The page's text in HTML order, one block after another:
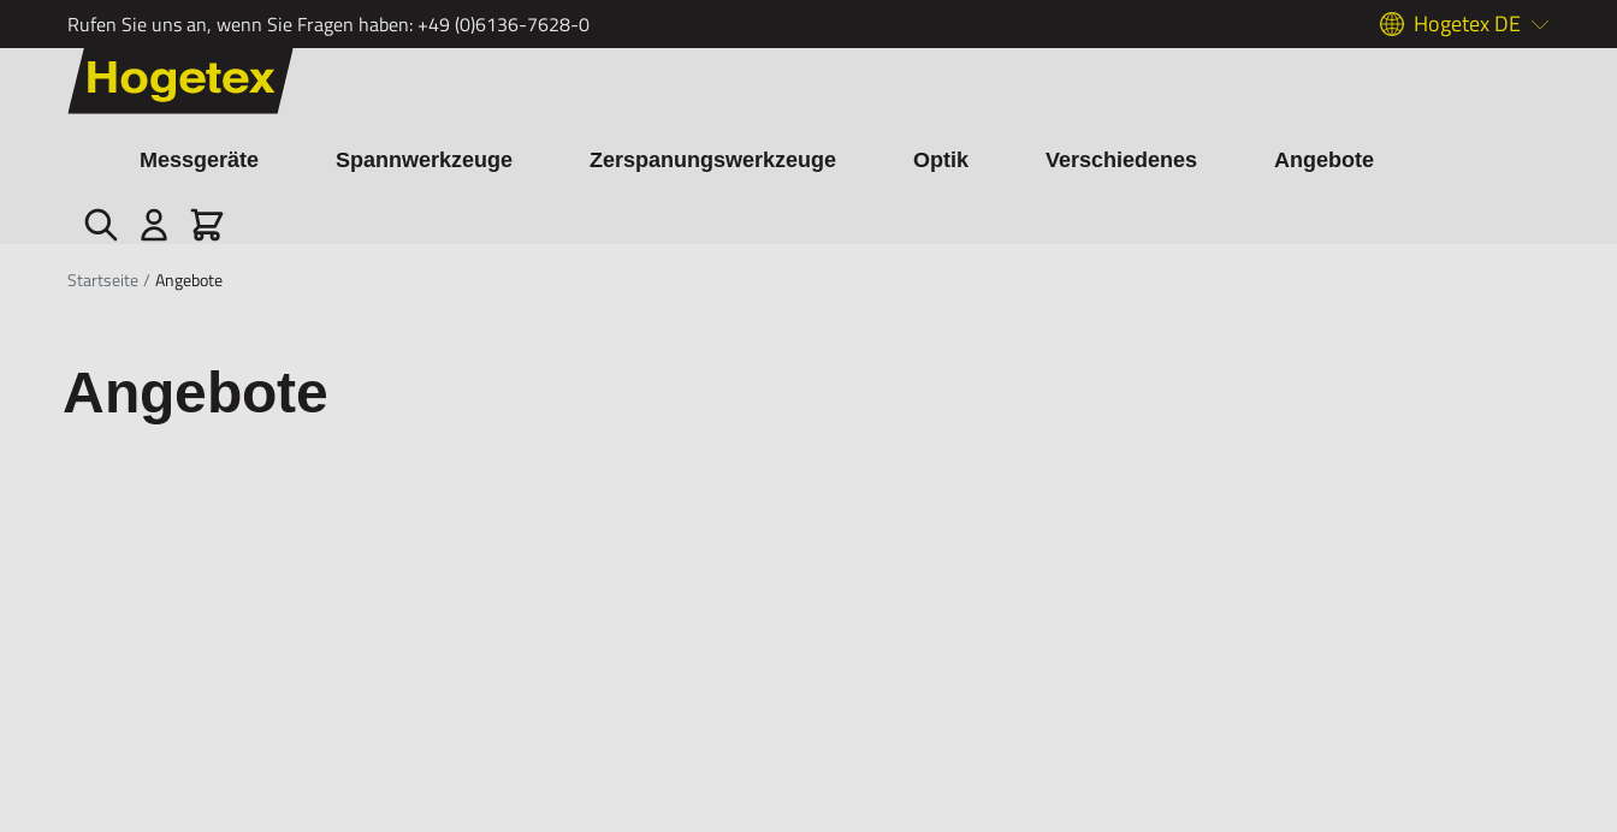
Rufen Sie uns an, wenn Sie Fragen haben: +49 (0)6136-7628-0 Hogetex DE
Zum Inhalt springen
Messgeräte Spannwerkzeuge Zerspanungswerkzeuge Optik Verschiedenes Angebote
Suche Cart
Startseite/ Angebote
Angebote